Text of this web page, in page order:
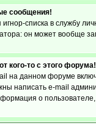
сообщения!
списка в службу
он может вообще
кого-то с этого форума!
на данном форуме
написать e-mail
о